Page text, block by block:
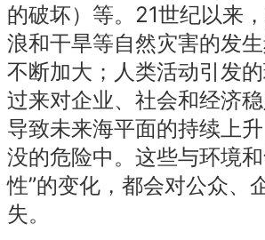
的破坏）等。21世纪以来
浪和干旱等自然灾害的发
不断加大；人类活动引发
过来对企业、社会和经济
导致未来海平面的持续上
没的危险中。这些与环境
性”的变化，都会对公众、
失。